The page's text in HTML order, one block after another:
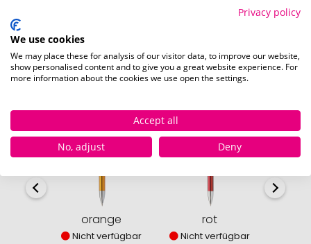
herunterladen.
orange
Nicht verfügbar
rot
Nicht verfügbar
Privacy policy
We use cookies
We may place these for analysis of our visitor data, to improve our website,
show personalised content and to give you a great website experience. For
more information about the cookies we use open the settings.
Accept all
No, adjust
Deny